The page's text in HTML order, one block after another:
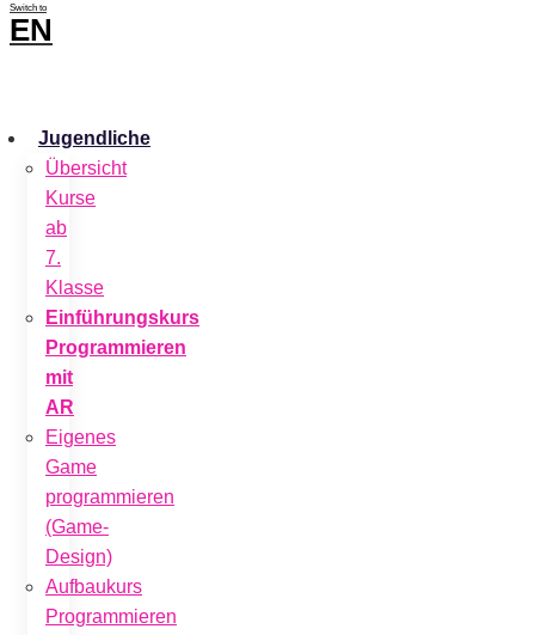
Switch to
EN
Jugendliche
Übersicht
Kurse
ab
7.
Klasse
Einführungskurs
Programmieren
mit
AR
Eigenes
Game
programmieren
(Game-
Design)
Aufbaukurs
Programmieren